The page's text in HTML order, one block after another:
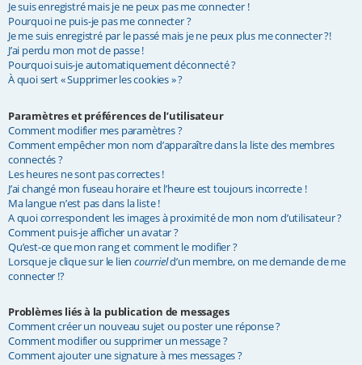
Je suis enregistré mais je ne peux pas me connecter !
Pourquoi ne puis-je pas me connecter ?
Je me suis enregistré par le passé mais je ne peux plus me connecter ?!
J’ai perdu mon mot de passe !
Pourquoi suis-je automatiquement déconnecté ?
À quoi sert « Supprimer les cookies » ?
Paramètres et préférences de l’utilisateur
Comment modifier mes paramètres ?
Comment empêcher mon nom d’apparaître dans la liste des membres
connectés ?
Les heures ne sont pas correctes !
J’ai changé mon fuseau horaire et l’heure est toujours incorrecte !
Ma langue n’est pas dans la liste !
A quoi correspondent les images à proximité de mon nom d’utilisateur ?
Comment puis-je afficher un avatar ?
Qu’est-ce que mon rang et comment le modifier ?
Lorsque je clique sur le lien courrield’un membre, on me demande de me
connecter !?
Problèmes liés à la publication de messages
Comment créer un nouveau sujet ou poster une réponse ?
Comment modifier ou supprimer un message ?
Comment ajouter une signature à mes messages ?